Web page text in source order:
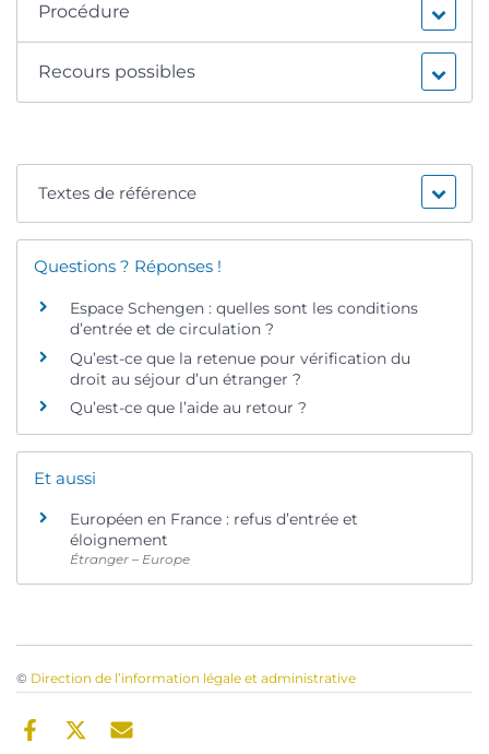
Procédure
Recours possibles
Textes de référence
Questions ? Réponses !
Espace Schengen : quelles sont les conditions
d’entrée et de circulation ?
Qu’est-ce que la retenue pour vérification du
droit au séjour d’un étranger ?
Qu’est-ce que l’aide au retour ?
Et aussi
Européen en France : refus d’entrée et
éloignement
Étranger – Europe
© Direction de l’information légale et administrative